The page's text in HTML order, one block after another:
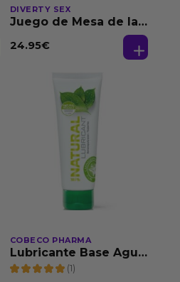
DIVERTY SEX
Juego de Mesa de las
24.95€
COBECO PHARMA
Lubricante Base Agua
100% Natural 125 ml
(1)